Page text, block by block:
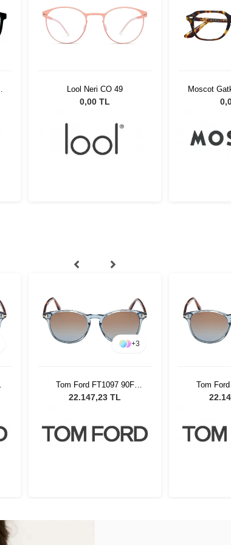
Lool Neri CO 49
0,00 TL
Moscot
+3
Tom Ford FT1097 90F
Unisex Güneş Gözlüğü
22.147,23 TL
Tom
Unisex